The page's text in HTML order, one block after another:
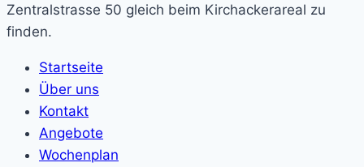
Zentralstrasse 50 gleich beim Kirchackerareal zu
finden.
Startseite
Über uns
Kontakt
Angebote
Wochenplan